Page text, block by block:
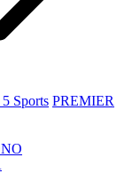
Sports PREMIER